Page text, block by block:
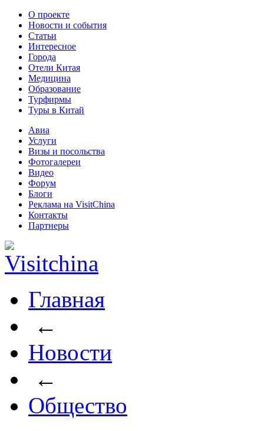
О проекте
Новости и события
Статьи
Интересное
Города
Отели Китая
Медицина
Образование
Турфирмы
Туры в Китай
Авиа
Услуги
Визы и посольства
Фотогалереи
Видео
Форум
Блоги
Реклама на VisitChina
Контакты
Партнеры
Главная
←
Новости
←
Общество